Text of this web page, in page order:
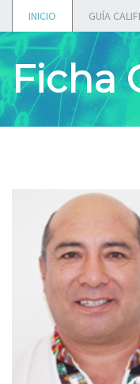
INICIO GUÍA
Ficha